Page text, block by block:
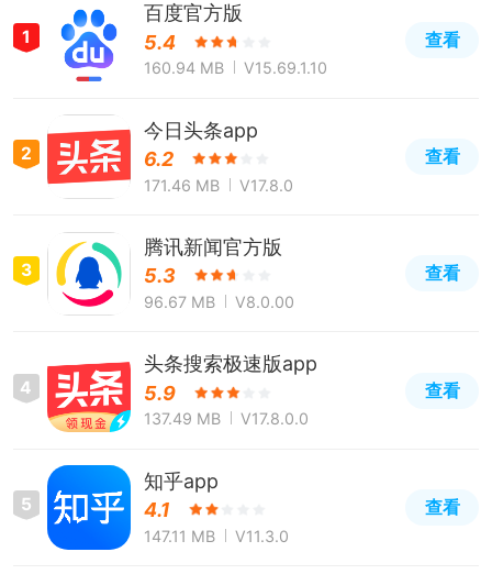
1
百度官方版
5.4
160.94 MB V15.69.1.10
查看
2
今日头条app
6.2
171.46 MB V17.8.0
查看
3
腾讯新闻官方版
5.3
96.67 MB V8.0.00
查看
4
头条搜索极速版app
5.9
137.49 MB V17.8.0.0
查看
5
知乎app
4.1
147.11 MB V11.3.0
查看